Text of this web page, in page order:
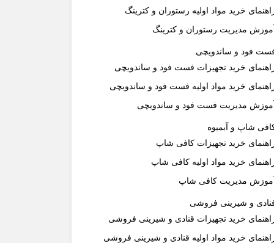
خرید مواد اولیه رستوران و کترینگ
آموزش مدیریت رستوران و کترینگ
فود و ساندویچی
خرید تجهیزات فست فود و ساندویچی
خرید مواد اولیه فست فود و ساندویچی
آموزش مدیریت فست فود و ساندویچی
شاپ و آبمیوه
خرید تجهیزات کافی شاپ
خرید مواد اولیه کافی‌ شاپ‌
آموزش مدیریت کافی شاپ
و شیرینی فروشی
خرید تجهیزات قنادی و شیرینی فروشی
خرید مواد اولیه قنادی و شیرینی فروشی